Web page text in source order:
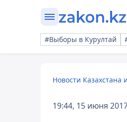
#Выборы в Курултай
Новости Казахстана
19:44, 15 июня